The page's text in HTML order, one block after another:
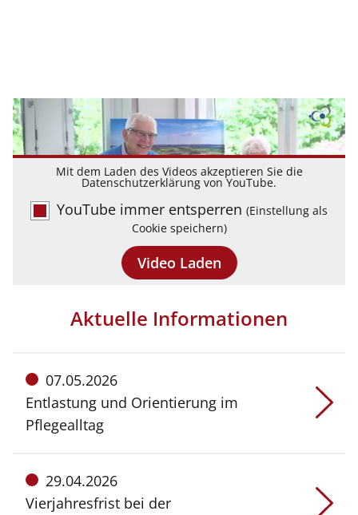
Mit dem Laden des Videos akzeptieren Sie die
Datenschutzerklärung von YouTube.
YouTube immer entsperren (Einstellung als
Cookie speichern)
Video Laden
Aktuelle Informationen
Meldung
vom:
07.05.2026
Entlastung und Orientierung im
Pflegealltag
Meldung
vom:
29.04.2026
Vierjahresfrist bei der